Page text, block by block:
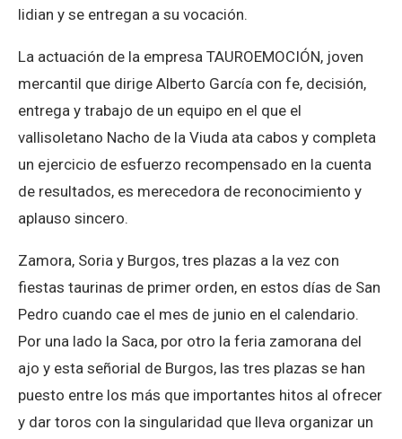
lidian y se entregan a su vocación.
La actuación de la empresa TAUROEMOCIÓN, joven
mercantil que dirige Alberto García con fe, decisión,
entrega y trabajo de un equipo en el que el
vallisoletano Nacho de la Viuda ata cabos y completa
un ejercicio de esfuerzo recompensado en la cuenta
de resultados, es merecedora de reconocimiento y
aplauso sincero.
Zamora, Soria y Burgos, tres plazas a la vez con
fiestas taurinas de primer orden, en estos días de San
Pedro cuando cae el mes de junio en el calendario.
Por una lado la Saca, por otro la feria zamorana del
ajo y esta señorial de Burgos, las tres plazas se han
puesto entre los más que importantes hitos al ofrecer
y dar toros con la singularidad que lleva organizar un